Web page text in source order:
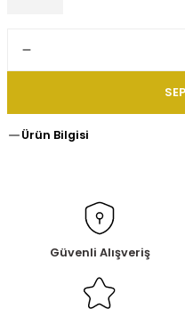
Ürün Bilgisi
Güvenli Alışveriş